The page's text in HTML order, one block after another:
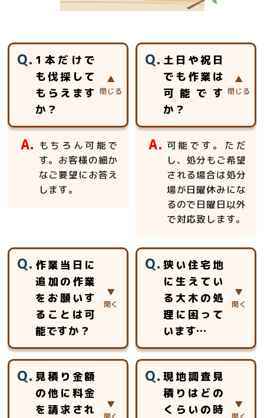
1本だけで
も伐採して
もらえます
か？
もちろん可能で
す。お客様の細か
なご要望にお答え
します。
土日や祝日
でも作業は
可能です
か？
可能です。ただ
し、処分もご希望
される場合は処分
場が日曜休みにな
るので日曜日以外
で対応致します。
作業当日に
追加の作業
をお願いす
ることは可
能ですか？
積りをさせて頂き
ご対応させていた
だきます。
狭い住宅地
に生えてい
る大木の処
理に困って
います…
高所作業車等が使
用できない場所で
も、ロープを使用
見積り金額
の他に料金
を請求され
現地調査見
積りはどの
くらいの時